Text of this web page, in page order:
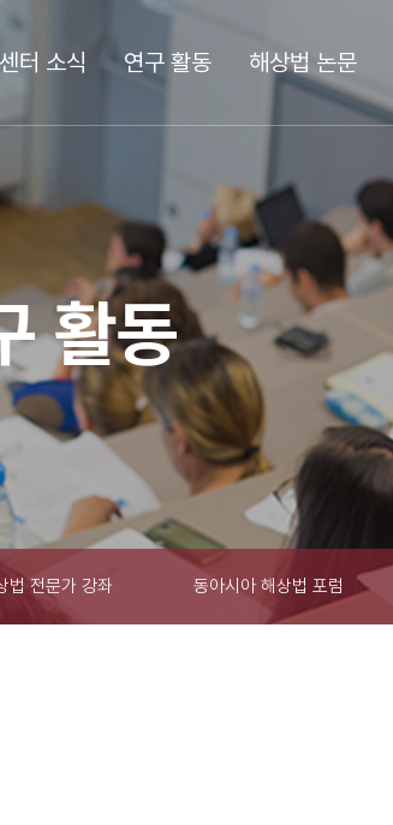
센터 소식 연구 활동 해상법 논문
활동
법 전문가 강좌 동아시아 해상법 포럼